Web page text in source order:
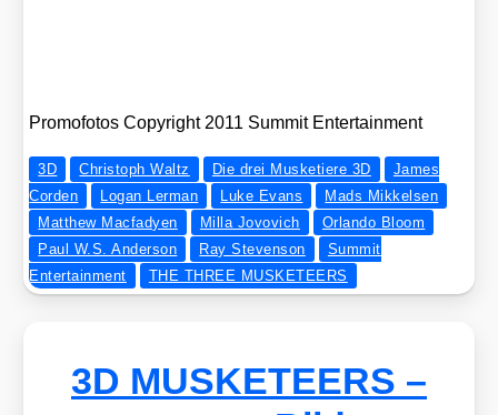
Pro­mo­fo­tos Copy­right 2011 Sum­mit Enter­tain­ment
3D Christoph Waltz Die drei Musketiere 3D
James
Corden
Logan Lerman Luke Evans
Mads Mikkelsen
Matthew Macfadyen
Milla Jovovich
Orlando Bloom
Paul W.S. Anderson
Ray Stevenson
Summit
Entertainment
THE THREE MUSKETEERS
3D MUSKETEERS –